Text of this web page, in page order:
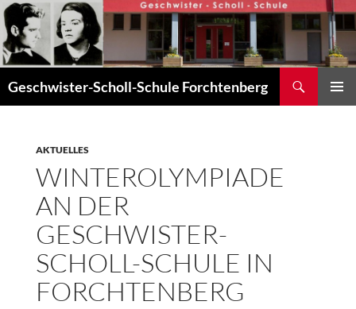
Zum
Inhalt
springen
Geschwister-Scholl-Schule Forchtenberg
AKTUELLES
WINTEROLYMPIADE
AN DER
GESCHWISTER-
SCHOLL-SCHULE IN
FORCHTENBERG